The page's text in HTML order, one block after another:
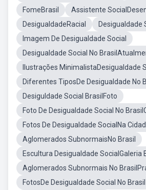
FomeBrasil
Assistente
DesigualdadeRacial
Desigualdade
Imagem De Desigualdade Social
Desigualdade Social No
Ilustrações MinimalistaDesigualdade
Diferentes TiposDe Desigualdade No
Desiguldade Social BrasilFoto
Foto De Desigualdade Social No
Fotos De Desigualdade SocialNa
Aglomerados SubnormaisNo Brasil
Escultura Desigualdade SocialGaleria
Aglomerados Subnormais No
FotosDe Desigualdade Social No Brasil